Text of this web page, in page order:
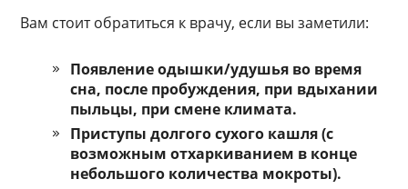
Вам стоит обратиться к врачу, если вы заметили:
Появление одышки/удушья во время
сна, после пробуждения, при вдыхании
пыльцы, при смене климата.
Приступы долгого сухого кашля (с
возможным отхаркиванием в конце
небольшого количества мокроты).